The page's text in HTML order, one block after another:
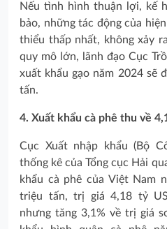
Nếu tình hình thuận lợi, kế
bảo, những tác động của
thiểu thấp nhất, không xảy
quy mô lớn, lãnh đạo Cục
xuất khẩu gạo năm 2024 sẽ
tấn.
4. Xuất khẩu cà phê thu về
Cục Xuất nhập khẩu (Bộ
thống kê của Tổng cục Hải
khẩu cà phê của Việt Nam
triệu tấn, trị giá 4,18 tỷ
nhưng tăng 3,1% về trị giá